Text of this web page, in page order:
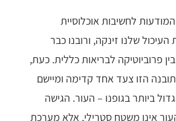
לחשיבות אוכלוסיית
שלנו זינקה, ורובנו כבר
פרוביוטיקה לבריאות כללית. כעת,
הזו צעד אחד קדימה ומיישם
ביותר בגופנו – העור. הגישה
אינו משטח סטרילי, אלא מערכת